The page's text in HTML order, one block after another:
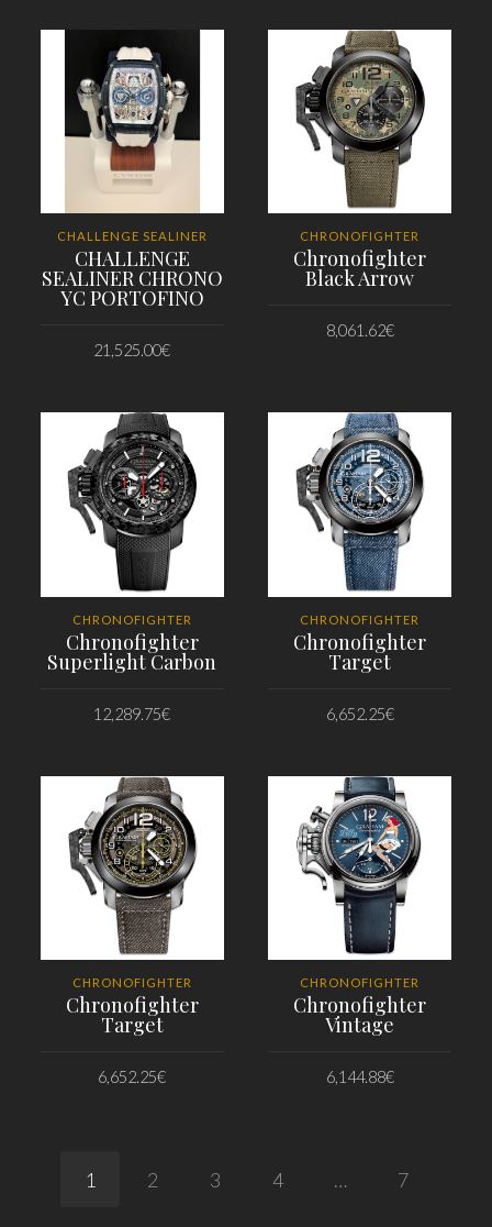
CHALLENGE SEALINER
CHALLENGE
SEALINER CHRONO
YC PORTOFINO
21,525.00€
CHRONOFIGHTER
Chronofighter
Black Arrow
8,061.62€
CHRONOFIGHTER
Chronofighter
Superlight Carbon
12,289.75€
CHRONOFIGHTER
Chronofighter
Target
6,652.25€
CHRONOFIGHTER
Chronofighter
Target
6,652.25€
CHRONOFIGHTER
Chronofighter
Vintage
6,144.88€
1 2 3 4 … 7